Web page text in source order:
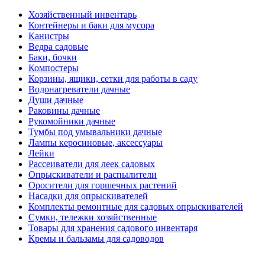
Хозяйственный инвентарь
Контейнеры и баки для мусора
Канистры
Ведра садовые
Баки, бочки
Компостеры
Корзины, ящики, сетки для работы в саду
Водонагреватели дачные
Души дачные
Раковины дачные
Рукомойники дачные
Тумбы под умывальники дачные
Лампы керосиновые, аксессуары
Лейки
Рассеиватели для леек садовых
Опрыскиватели и распылители
Оросители для горшечных растений
Насадки для опрыскивателей
Комплекты ремонтные для садовых опрыскивателей
Сумки, тележки хозяйственные
Товары для хранения садового инвентаря
Кремы и бальзамы для садоводов